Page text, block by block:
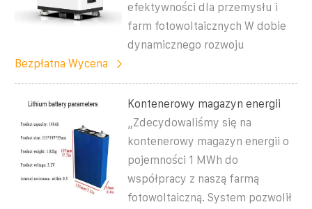
efektywności dla przemysłu i
farm fotowoltaicznych W dobie
dynamicznego rozwoju
Bezpłatna Wycena
Kontenerowy magazyn energii
„Zdecydowaliśmy się na
kontenerowy magazyn energii o
pojemności 1 MWh do
współpracy z naszą farmą
fotowoltaiczną. System pozwolił